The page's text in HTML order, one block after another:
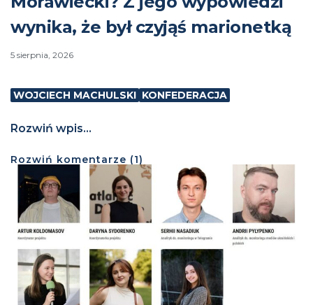
wynika, że był czyjąś marionetką
5 sierpnia, 2026
WOJCIECH MACHULSKI KONFEDERACJA
Rozwiń wpis...
Rozwiń komentarze (1)